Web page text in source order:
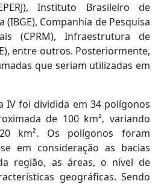
Instituto Brasileiro de
(IBGE), Companhia de Pesquisa
(CPRM), Infraestrutura de
entre outros. Posteriormente,
que seriam utilizadas em
IV foi dividida em 34 polígonos
de 100 km², variando
km². Os polígonos foram
em consideração as bacias
região, as áreas, o nível de
geográficas. Sendo